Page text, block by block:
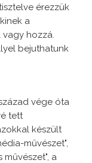
érezzük
a
hozzá.
bejuthatunk
vége óta
tett
készült
művészet",
művészet", a